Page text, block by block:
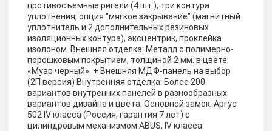
противосъемные ригели (4 шт.), три контура
уплотнения, опция "мягкое закрывание" (магнитный
уплотнитель и 2 дополнительных резиновых
изоляционных контура), эксцентрик, проклейка
изолоном. Внешняя отделка: Металл с полимерно-
порошковым покрытием, толщиной 2 мм. в цвете:
«Муар черный». + Внешняя МДФ-панель на выбор
(2П версия) Внутренняя отделка: Более 200
вариантов внутренних панелей в разнообразных
вариантов дизайна и цвета. Основной замок: Аргус
502 IV класса (Россия, гарантия 7 лет) с
цилиндровым механизмом ABUS, IV класса.